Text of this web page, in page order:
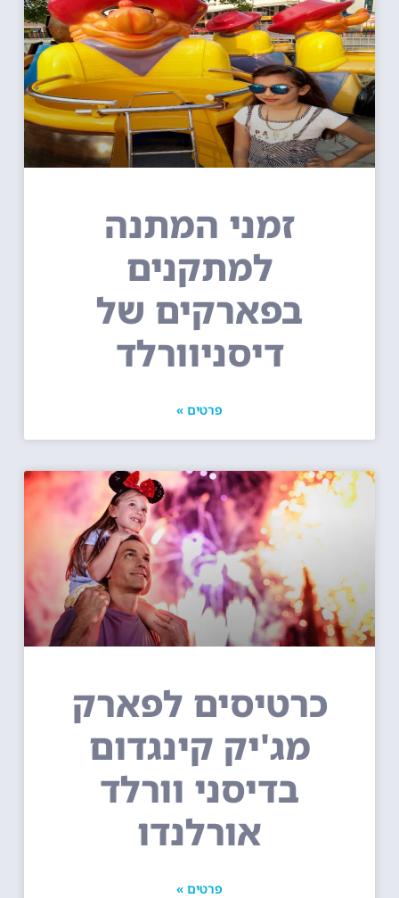
זמני המתנה
למתקנים
בפארקים של
דיסניוורלד
פרטים »
כרטיסים לפארק
מג'יק קינגדום
בדיסני וורלד
אורלנדו
פרטים »